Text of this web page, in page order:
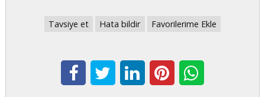
Tavsiye et Hata bildir Favorilerime Ekle